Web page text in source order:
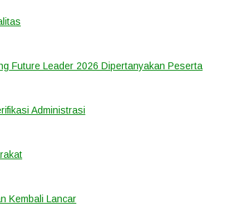
Future Leader 2026 Dipertanyakan Peserta
Administrasi
Kembali Lancar